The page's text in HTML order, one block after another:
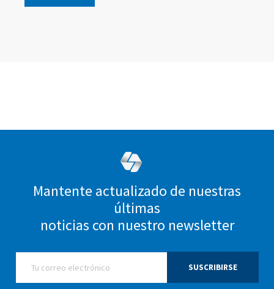
Mantente actualizado de nuestras
últimas
noticias con nuestro newsletter
SUSCRIBIRSE